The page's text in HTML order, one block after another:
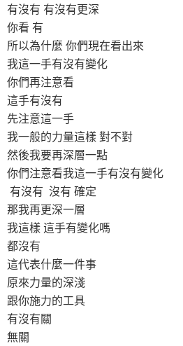
有沒有 有沒有更深
你看 有
所以為什麼 你們現在看出來
我這一手有沒有變化
你們再注意看
這手有沒有
先注意這一手
我一般的力量這樣 對不對
然後我要再深層一點
你們注意看我這一手有沒有變化
有沒有 沒有 確定
那我再更深一層
我這樣 這手有變化嗎
都沒有
這代表什麼一件事
原來力量的深淺
跟你施力的工具
有沒有關
無關